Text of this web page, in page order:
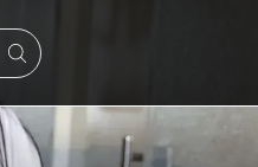
BUSCAR